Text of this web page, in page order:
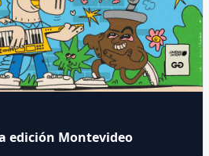
edición Montevideo